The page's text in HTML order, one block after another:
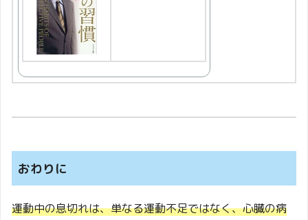
おわりに
運動中の息切れは、単なる運動不足ではなく、心臓の病